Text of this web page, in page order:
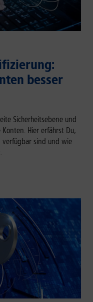
besser
Sicherheitsebene und
Hier erfährst Du,
verfügbar sind und wie